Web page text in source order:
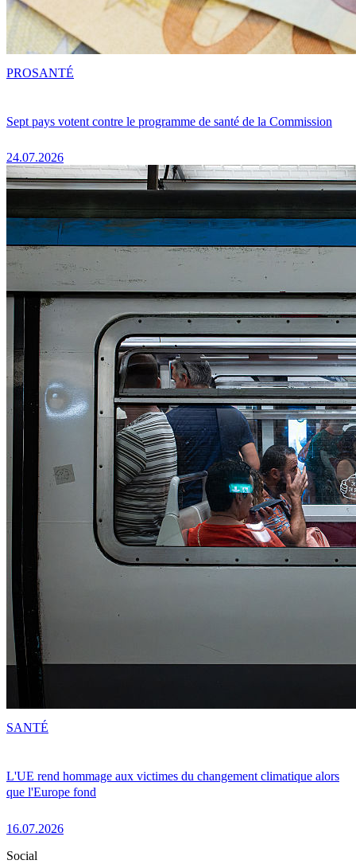
Sept pays votent contre le programme de santé de la Commission
24.07.2026
PROSANTÉ
L'UE rend hommage aux victimes du changement climatique alors
que l'Europe fond
16.07.2026
SANTÉ
Social